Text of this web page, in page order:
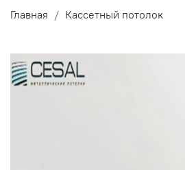
Главная Кассетный потолок